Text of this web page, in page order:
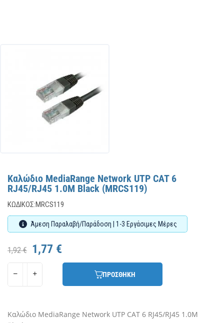
Καλώδιο MediaRange Network UTP CAT 6
RJ45/RJ45 1.0M Black (MRCS119)
ΚΩΔΙΚΌΣ:MRCS119
Άμεση Παραλαβή/Παράδοση | 1-3 Εργάσιμες Μέρες
1,92 € 1,77 €
ΠΡΟΣΘΗΚΗ
Καλώδιο MediaRange Network UTP CAT 6 RJ45/RJ45 1.0M